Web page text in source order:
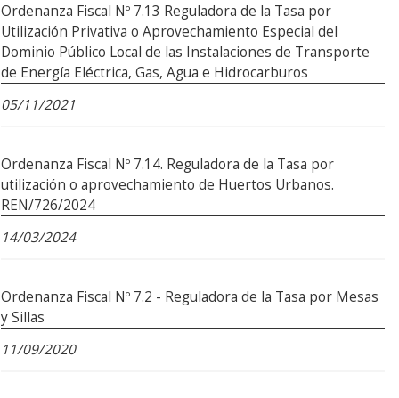
Ordenanza Fiscal Nº 7.13 Reguladora de la Tasa por
Utilización Privativa o Aprovechamiento Especial del
Dominio Público Local de las Instalaciones de Transporte
de Energía Eléctrica, Gas, Agua e Hidrocarburos
05/11/2021
Ordenanza Fiscal Nº 7.14. Reguladora de la Tasa por
utilización o aprovechamiento de Huertos Urbanos.
REN/726/2024
14/03/2024
Ordenanza Fiscal Nº 7.2 - Reguladora de la Tasa por Mesas
y Sillas
11/09/2020